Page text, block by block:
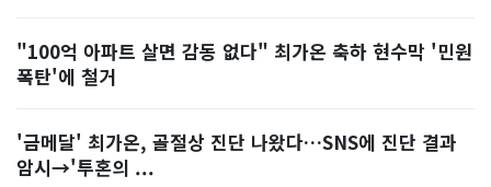
"100억 아파트 살면 감동 없다" 최가온 축하 현수막 '민원
폭탄'에 철거
'금메달' 최가온, 골절상 진단 나왔다…SNS에 진단 결과
암시→'투혼의 ...